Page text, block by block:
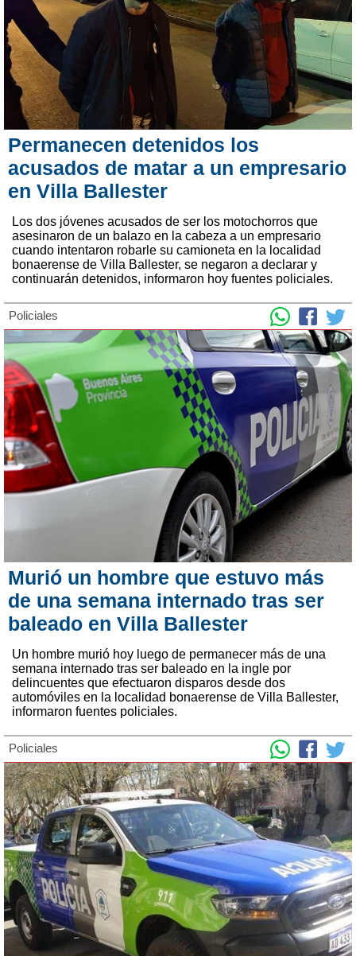
Permanecen detenidos los
acusados de matar a un empresario
en Villa Ballester
Los dos jóvenes acusados de ser los motochorros que
asesinaron de un balazo en la cabeza a un empresario
cuando intentaron robarle su camioneta en la localidad
bonaerense de Villa Ballester, se negaron a declarar y
continuarán detenidos, informaron hoy fuentes policiales.
Policiales
Murió un hombre que estuvo más
de una semana internado tras ser
baleado en Villa Ballester
Un hombre murió hoy luego de permanecer más de una
semana internado tras ser baleado en la ingle por
delincuentes que efectuaron disparos desde dos
automóviles en la localidad bonaerense de Villa Ballester,
informaron fuentes policiales.
Policiales